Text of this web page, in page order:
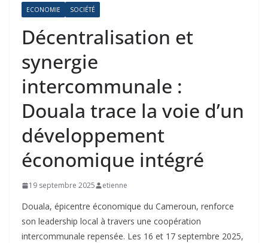
ECONOMIE SOCIÉTÉ
Décentralisation et
synergie
intercommunale :
Douala trace la voie d’un
développement
économique intégré
19 septembre 2025 etienne
Douala, épicentre économique du Cameroun, renforce
son leadership local à travers une coopération
intercommunale repensée. Les 16 et 17 septembre 2025,